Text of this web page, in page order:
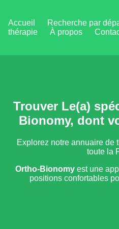
Accueil Recherche par
thérapie
À propos
Trouver Le(a)
Bionomy, dont
Explorez notre annuaire de
toute la
Ortho-Bionomyest une
positions confortables